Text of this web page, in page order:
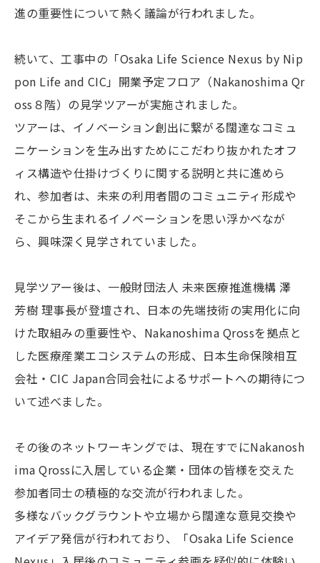
進の重要性について熱く議論が行われました。
続いて、工事中の「Osaka Life Science Nexus by Nip
pon Life and CIC」開業予定フロア（Nakanoshima Qr
oss８階）の見学ツアーが実施されました。
ツアーは、イノベーション創出に繋がる闊達なコミュ
ニケーションを生み出すためにこだわり抜かれたオフ
ィス構造や仕掛けづくりに関する説明と共に進めら
れ、参加者は、未来の利用者間のコミュニティ形成や
そこから生まれるイノベーションを思い浮かべなが
ら、興味深く見学されていました。
見学ツアー後は、一般財団法人 未来医療推進機構 澤
芳樹 理事長が登壇され、日本の先端技術の実用化に向
けた取組みの重要性や、Nakanoshima Qrossを拠点と
した医療産業エコシステムの形成、日本生命保険相互
会社・CIC Japan合同会社によるサポートへの期待につ
いて述べました。
その後のネットワーキングでは、現在すでにNakanosh
ima Qrossに入居している企業・団体の皆様を交えた
参加者同士の積極的な交流が行われました。
多様なバックグラウントや立場から闊達な意見交換や
アイデア発信が行われており、「Osaka Life Science